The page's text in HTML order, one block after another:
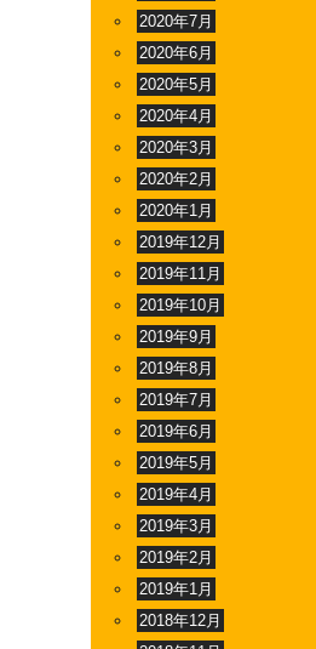
2020年7月
2020年6月
2020年5月
2020年4月
2020年3月
2020年2月
2020年1月
2019年12月
2019年11月
2019年10月
2019年9月
2019年8月
2019年7月
2019年6月
2019年5月
2019年4月
2019年3月
2019年2月
2019年1月
2018年12月